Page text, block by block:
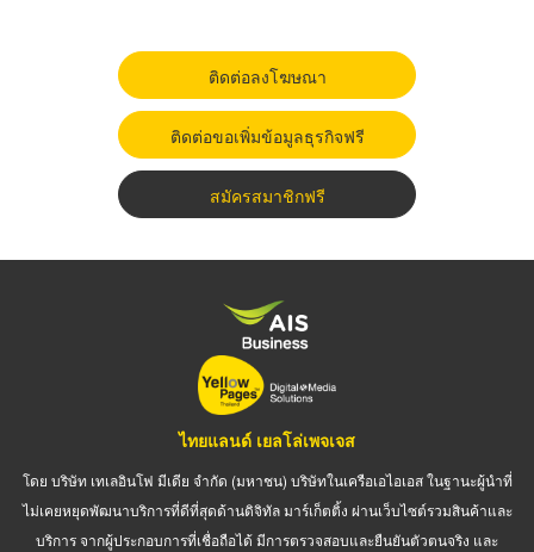
ติดต่อลงโฆษณา
ติดต่อขอเพิ่มข้อมูลธุรกิจฟรี
สมัครสมาชิกฟรี
ไทยแลนด์ เยลโล่เพจเจส
โดย บริษัท เทเลอินโฟ มีเดีย จำกัด (มหาชน) บริษัทในเครือเอไอเอส ในฐานะผู้นำที่
ไม่เคยหยุดพัฒนาบริการที่ดีที่สุดด้านดิจิทัล มาร์เก็ตติ้ง ผ่านเว็บไซต์รวมสินค้าและ
บริการ จากผู้ประกอบการที่เชื่อถือได้ มีการตรวจสอบและยืนยันตัวตนจริง และ